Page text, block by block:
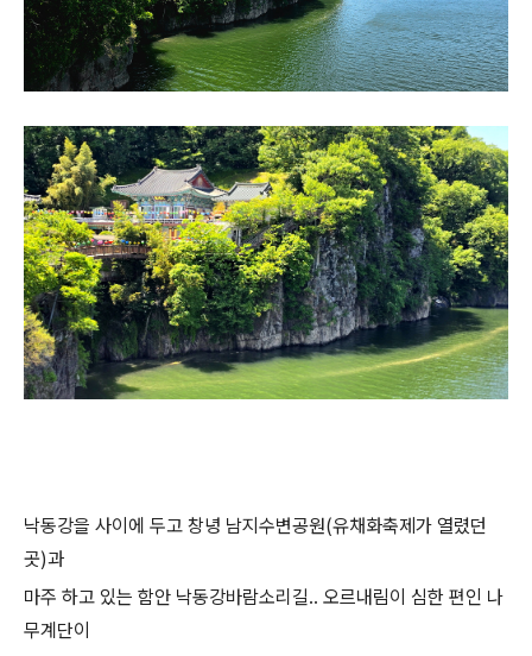
낙동강을 사이에 두고 창녕 남지수변공원(유채화축제가 열렸던
곳)과
마주 하고 있는 함안 낙동강바람소리길.. 오르내림이 심한 편인 나
무계단이